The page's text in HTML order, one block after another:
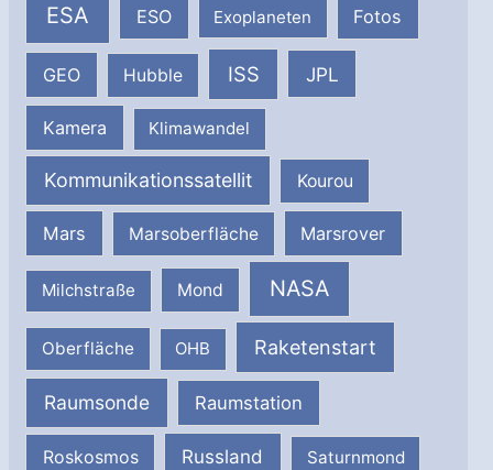
ESA ESO Exoplaneten Fotos
GEO Hubble ISS JPL
Kamera Klimawandel
Kommunikationssatellit Kourou
Mars Marsoberfläche Marsrover
Milchstraße Mond NASA
Oberfläche OHB Raketenstart
Raumsonde Raumstation
Roskosmos Russland Saturnmond